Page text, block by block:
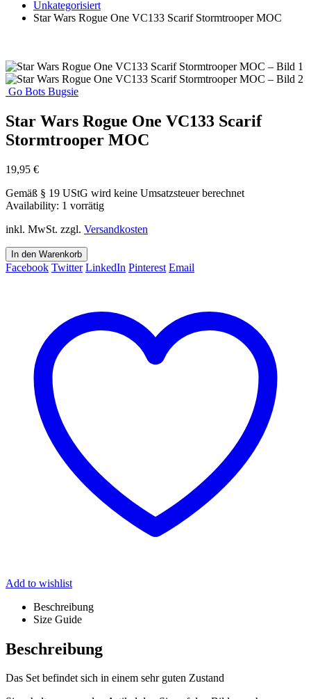
Unkategorisiert
Star Wars Rogue One VC133 Scarif Stormtrooper MOC
Go Bots Bugsie
Star Wars Rogue One VC133 Scarif
Stormtrooper MOC
19,95 €
Gemäß § 19 UStG wird keine Umsatzsteuer berechnet
Availability: 1 vorrätig
inkl. MwSt. zzgl. Versandkosten
In den Warenkorb
Facebook Twitter LinkedIn Pinterest Email
Add to wishlist
Beschreibung
Size Guide
Beschreibung
Das Set befindet sich in einem sehr guten Zustand